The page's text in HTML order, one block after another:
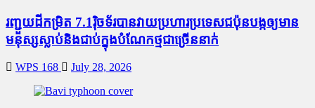
រញ្ជួយដីកម្រិត​ 7.1រ៉ិចទ័របានវាយប្រហារប្រទេសជប៉ុនបង្កឲ្យមាន
មនុស្សស្លាប់​និង​ជាប់ក្នុងបំណែកថ្មជាច្រើននាក់
WPS 168 July 28, 2026